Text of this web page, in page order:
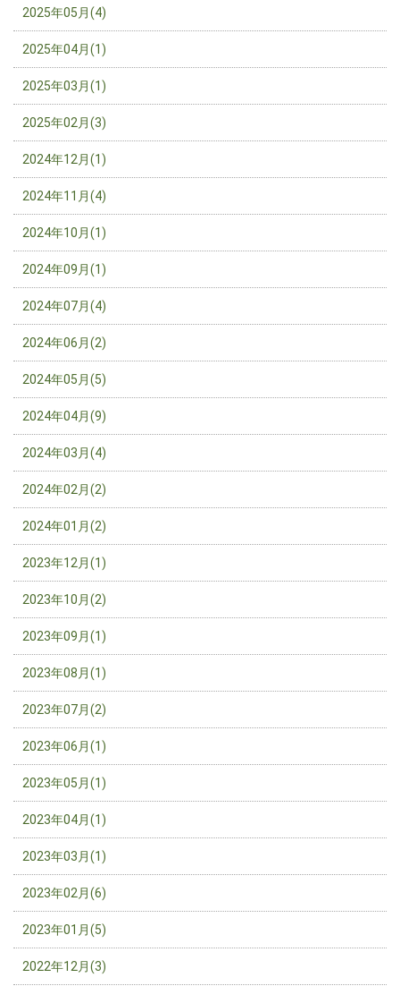
2025年05月(4)
2025年04月(1)
2025年03月(1)
2025年02月(3)
2024年12月(1)
2024年11月(4)
2024年10月(1)
2024年09月(1)
2024年07月(4)
2024年06月(2)
2024年05月(5)
2024年04月(9)
2024年03月(4)
2024年02月(2)
2024年01月(2)
2023年12月(1)
2023年10月(2)
2023年09月(1)
2023年08月(1)
2023年07月(2)
2023年06月(1)
2023年05月(1)
2023年04月(1)
2023年03月(1)
2023年02月(6)
2023年01月(5)
2022年12月(3)